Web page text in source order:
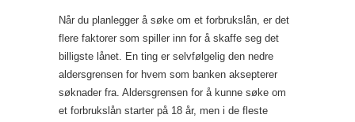
Når du planlegger å søke om et forbrukslån, er det
flere faktorer som spiller inn for å skaffe seg det
billigste lånet. En ting er selvfølgelig den nedre
aldersgrensen for hvem som banken aksepterer
søknader fra. Aldersgrensen for å kunne søke om
et forbrukslån starter på 18 år, men i de fleste